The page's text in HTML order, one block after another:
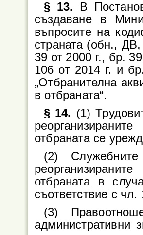
§ 13. В
създаване в
въпросите на
страната (обн.,
39 от 2000 г., бр.
106 от 2014 г. и
„Отбранителна
в отбраната“.
§ 14. (1)
отбраната се
(2)
отбраната в
съответствие с
(3)
административни